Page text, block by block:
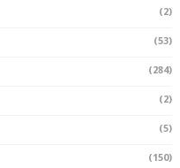
(2)
(53)
(284)
(2)
(5)
(150)